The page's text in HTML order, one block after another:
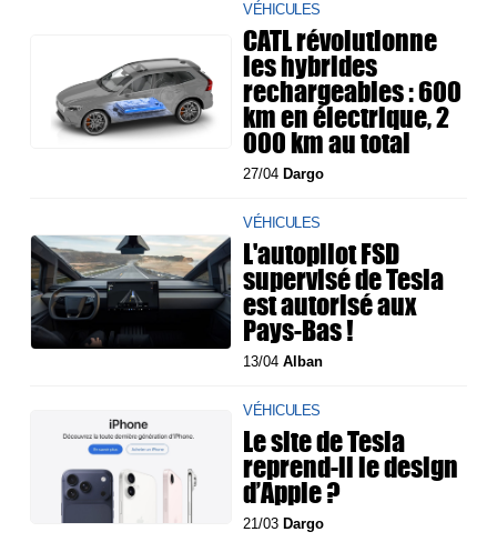
VÉHICULES
CATL révolutionne
les hybrides
rechargeables : 600
km en électrique, 2
000 km au total
27/04 Dargo
VÉHICULES
L'autopilot FSD
supervisé de Tesla
est autorisé aux
Pays-Bas !
13/04Alban
VÉHICULES
Le site de Tesla
reprend-il le design
d’Apple ?
21/03 Dargo